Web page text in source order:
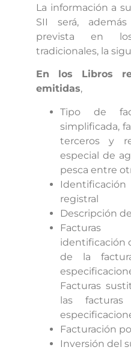
La información a
SII será,
prevista en
tradicionales, la
En los Libros
emitidas,
Tipo de
simplificada,
terceros y
especial de
pesca entre
registral
Descripción
identificación
de la
Facturas
las
Facturación
Inversión del